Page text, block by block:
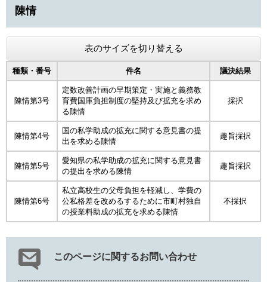
陳情
表のサイズを切り替える
種類・番号 件名 議決結果
陳情第3号
定数改善計画の早期策定・実施と義務教
育費国庫負担制度の堅持及び拡充を求め
る陳情
採択
陳情第4号
国の私学助成の拡充に関する意見書の提
出を求める陳情
趣旨採択
陳情第5号
愛知県の私学助成の拡充に関する意見書
の提出を求める陳情
趣旨採択
陳情第6号
私立高校生の父母負担を軽減し、学費の
公私格差を改めるするために市町村独自
の授業料助成の拡充を求める陳情
不採択
このページに関するお問い合わせ